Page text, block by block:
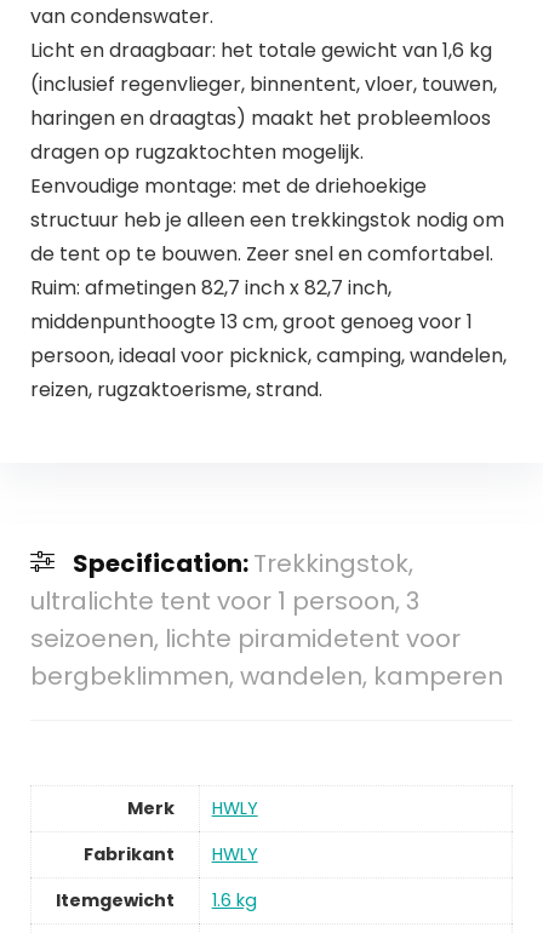
van condenswater.
Licht en draagbaar: het totale gewicht van 1,6 kg
(inclusief regenvlieger, binnentent, vloer, touwen,
haringen en draagtas) maakt het probleemloos
dragen op rugzaktochten mogelijk.
Eenvoudige montage: met de driehoekige
structuur heb je alleen een trekkingstok nodig om
de tent op te bouwen. Zeer snel en comfortabel.
Ruim: afmetingen 82,7 inch x 82,7 inch,
middenpunthoogte 13 cm, groot genoeg voor 1
persoon, ideaal voor picknick, camping, wandelen,
reizen, rugzaktoerisme, strand.
Specification:Trekkingstok,
ultralichte tent voor 1 persoon, 3
seizoenen, lichte piramidetent voor
bergbeklimmen, wandelen, kamperen
Merk
HWLY
Fabrikant
HWLY
Itemgewicht
1.6 kg